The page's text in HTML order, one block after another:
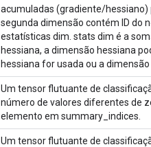
acumuladas (gradiente/hessiano)
segunda dimensão contém ID do
estatísticas dim. stats dim é a
hessiana, a dimensão hessiana
hessiana for usada ou a
Um tensor flutuante de
número de valores diferentes de
elemento em summary_indices.
Um tensor flutuante de